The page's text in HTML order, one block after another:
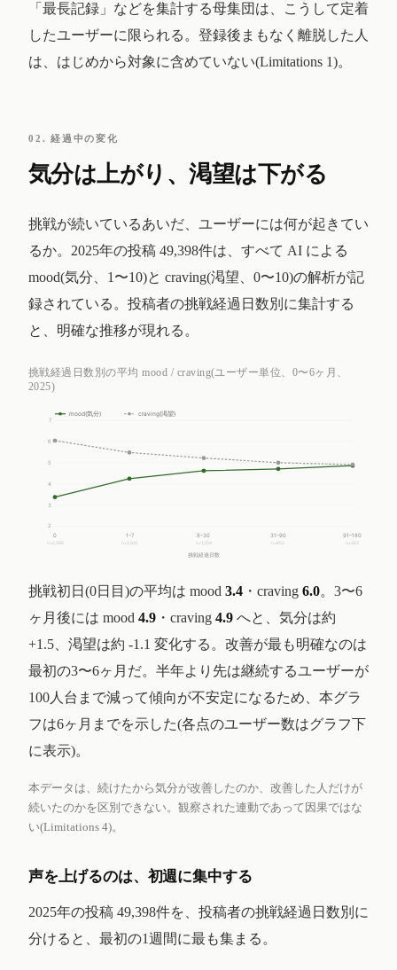
「最長記録」などを集計する母集団は、こうして定着
したユーザーに限られる。登録後まもなく離脱した人
は、はじめから対象に含めていない(Limitations 1)。
02. 経過中の変化
気分は上がり、渇望は下がる
挑戦が続いているあいだ、ユーザーには何が起きてい
るか。2025年の投稿 49,398件は、すべて AI による
mood(気分、1〜10)と craving(渇望、0〜10)の解析が記
録されている。投稿者の挑戦経過日数別に集計する
と、明確な推移が現れる。
挑戦経過日数別の平均 mood / craving(ユーザー単位、0〜6ヶ月、
2025)
2
3
4
5
6
7
0 1–7 8–30 31–90 91–180
n=2,266 n=2,041 n=1,204 n=652 n=283
挑戦経過日数
mood(気分) craving(渇望)
挑戦初日(0日目)の平均は mood 3.4 ・craving 6.0。3〜6
ヶ月後には mood 4.9 ・craving 4.9 へと、気分は約
+1.5、渇望は約 -1.1 変化する。改善が最も明確なのは
最初の3〜6ヶ月だ。半年より先は継続するユーザーが
100人台まで減って傾向が不安定になるため、本グラ
フは6ヶ月までを示した(各点のユーザー数はグラフ下
に表示)。
本データは、続けたから気分が改善したのか、改善した人だけが
続いたのかを区別できない。観察された連動であって因果ではな
い(Limitations 4)。
声を上げるのは、初週に集中する
2025年の投稿 49,398件を、投稿者の挑戦経過日数別に
分けると、最初の1週間に最も集まる。